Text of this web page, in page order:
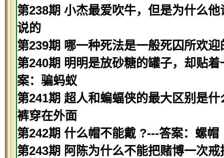
第238期 小杰最爱吹牛，但是为什么
说的
第239期 哪一种死法是一般死囚所欢
第240期 明明是放砂糖的罐子，却贴
案：骗蚂蚁
第241期 超人和蝙蝠侠的最大区别是
裤穿在外面
第242期 什么帽不能戴 ?---答案：螺帽
第243期 阿陈为什么不能把赌博一次